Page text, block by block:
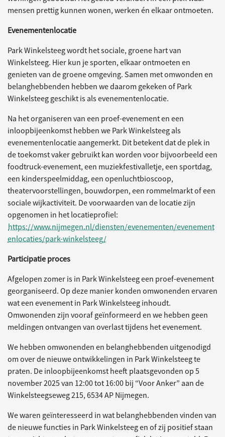
mensen prettig kunnen wonen, werken én elkaar ontmoeten.
Evenementenlocatie
Park Winkelsteeg wordt het sociale, groene hart van
Winkelsteeg. Hier kun je sporten, elkaar ontmoeten en
genieten van de groene omgeving. Samen met omwonden en
belanghebbenden hebben we daarom gekeken of Park
Winkelsteeg geschikt is als evenementenlocatie.
Na het organiseren van een proef-evenement en een
inloopbijeenkomst hebben we Park Winkelsteeg als
evenementenlocatie aangemerkt. Dit betekent dat de plek in
de toekomst vaker gebruikt kan worden voor bijvoorbeeld een
foodtruck-evenement, een muziekfestivalletje, een sportdag,
een kinderspeelmiddag, een openluchtbioscoop,
theatervoorstellingen, bouwdorpen, een rommelmarkt of een
sociale wijkactiviteit. De voorwaarden van de locatie zijn
opgenomen in het locatieprofiel:
https://www.nijmegen.nl/diensten/evenementen/evenement
enlocaties/park-winkelsteeg/
Participatie proces
Afgelopen zomer is in Park Winkelsteeg een proef-evenement
georganiseerd. Op deze manier konden omwonenden ervaren
wat een evenement in Park Winkelsteeg inhoudt.
Omwonenden zijn vooraf geïnformeerd en we hebben geen
meldingen ontvangen van overlast tijdens het evenement.
We hebben omwonenden en belanghebbenden uitgenodigd
om over de nieuwe ontwikkelingen in Park Winkelsteeg te
praten. De inloopbijeenkomst heeft plaatsgevonden op 5
november 2025 van 12:00 tot 16:00 bij “Voor Anker” aan de
Winkelsteegseweg 215, 6534 AP Nijmegen.
We waren geïnteresseerd in wat belanghebbenden vinden van
de nieuwe functies in Park Winkelsteeg en of zij positief staan